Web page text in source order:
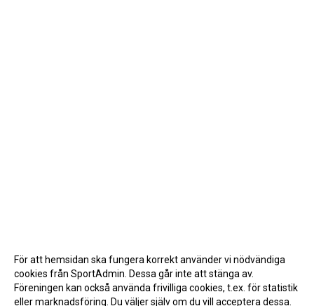
För att hemsidan ska fungera korrekt använder vi nödvändiga
cookies från SportAdmin. Dessa går inte att stänga av.
Föreningen kan också använda frivilliga cookies, t.ex. för statistik
eller marknadsföring. Du väljer själv om du vill acceptera dessa.